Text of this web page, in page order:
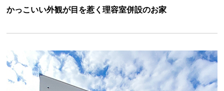
かっこいい外観が目を惹く理容室併設のお家